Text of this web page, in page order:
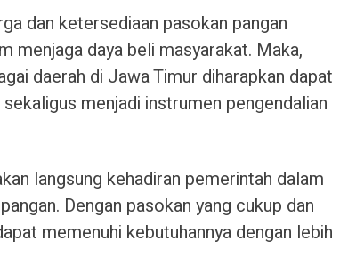
dan ketersediaan pasokan pangan
menjaga daya beli masyarakat. Maka,
daerah di Jawa Timur diharapkan dapat
menjadi instrumen pengendalian
langsung kehadiran pemerintah dalam
Dengan pasokan yang cukup dan
memenuhi kebutuhannya dengan lebih